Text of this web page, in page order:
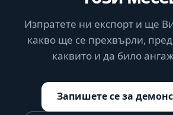
Изпратете ни експорт и ще
какво ще се прехвърли,
каквито и да било
Запишете се за